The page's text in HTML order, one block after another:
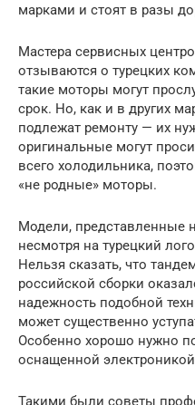
марками и стоят в разы
Мастера сервисных
отзываются о турецких
такие моторы могут
срок. Но, как и в других
подлежат ремонту — их
оригинальные могут
всего холодильника,
«не родные» моторы.
Модели, представленные
несмотря на турецкий
Нельзя сказать, что
российской сборки
надежность подобной
может существенно
Особенно хорошо нужно
оснащенной
Такими были советы